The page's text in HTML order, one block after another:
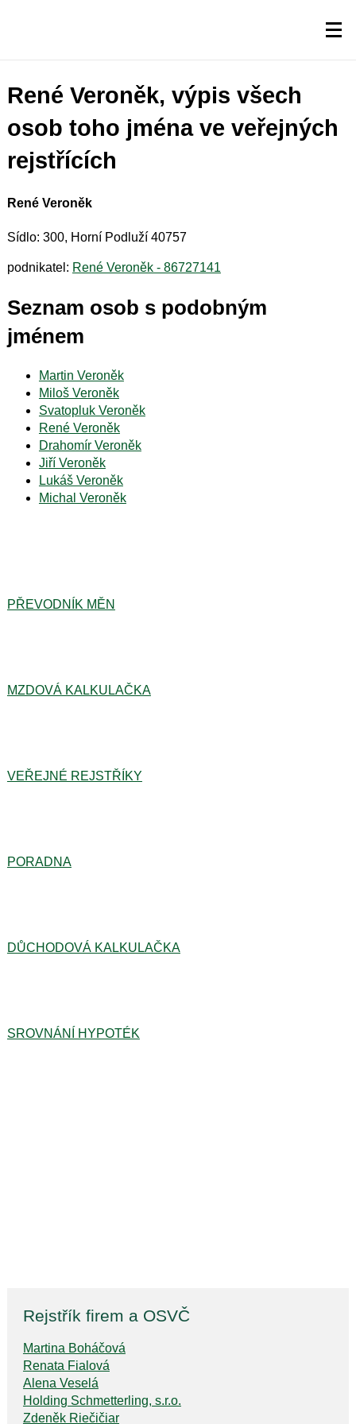
René Veroněk, výpis všech
osob toho jména ve veřejných
rejstřících
René Veroněk
Sídlo: 300, Horní Podluží 40757
podnikatel: René Veroněk - 86727141
Seznam osob s podobným
jménem
Martin Veroněk
Miloš Veroněk
Svatopluk Veroněk
René Veroněk
Drahomír Veroněk
Jiří Veroněk
Lukáš Veroněk
Michal Veroněk
PŘEVODNÍK MĚN
MZDOVÁ KALKULAČKA
VEŘEJNÉ REJSTŘÍKY
PORADNA
DŮCHODOVÁ KALKULAČKA
SROVNÁNÍ HYPOTÉK
Rejstřík firem a OSVČ
Martina Boháčová
Renata Fialová
Alena Veselá
Holding Schmetterling, s.r.o.
Zdeněk Riečičiar